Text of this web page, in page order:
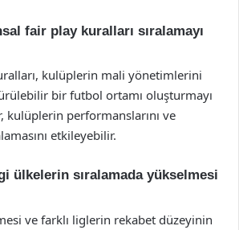
fair play kuralları sıralamayı
kulüplerin mali yönetimlerini
bir futbol ortamı oluşturmayı
kulüplerin performanslarını ve
etkileyebilir.
ülkelerin sıralamada yükselmesi
ve farklı liglerin rekabet düzeyinin